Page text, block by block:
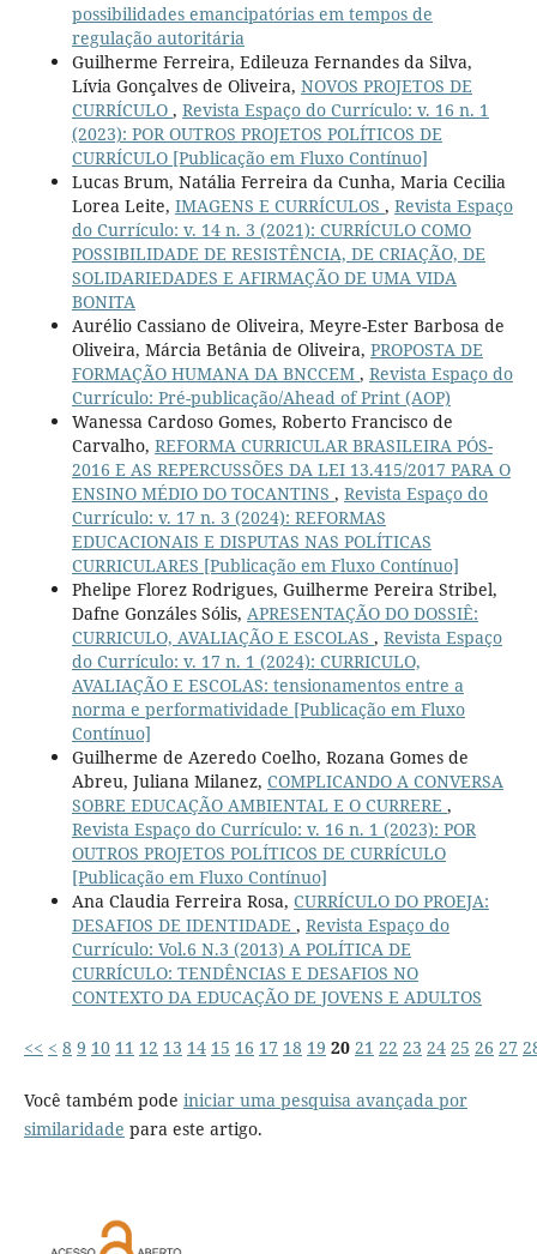
possibilidades emancipatórias em tempos de
regulação autoritária
Guilherme Ferreira, Edileuza Fernandes da Silva,
Lívia Gonçalves de Oliveira, NOVOS PROJETOS DE
CURRÍCULO , Revista Espaço do Currículo: v. 16 n. 1
(2023): POR OUTROS PROJETOS POLÍTICOS DE
CURRÍCULO [Publicação em Fluxo Contínuo]
Lucas Brum, Natália Ferreira da Cunha, Maria Cecilia
Lorea Leite, IMAGENS E CURRÍCULOS , Revista Espaço
do Currículo: v. 14 n. 3 (2021): CURRÍCULO COMO
POSSIBILIDADE DE RESISTÊNCIA, DE CRIAÇÃO, DE
SOLIDARIEDADES E AFIRMAÇÃO DE UMA VIDA
BONITA
Aurélio Cassiano de Oliveira, Meyre-Ester Barbosa de
Oliveira, Márcia Betânia de Oliveira, PROPOSTA DE
FORMAÇÃO HUMANA DA BNCCEM , Revista Espaço do
Currículo: Pré-publicação/Ahead of Print (AOP)
Wanessa Cardoso Gomes, Roberto Francisco de
Carvalho, REFORMA CURRICULAR BRASILEIRA PÓS-
2016 E AS REPERCUSSÕES DA LEI 13.415/2017 PARA O
ENSINO MÉDIO DO TOCANTINS , Revista Espaço do
Currículo: v. 17 n. 3 (2024): REFORMAS
EDUCACIONAIS E DISPUTAS NAS POLÍTICAS
CURRICULARES [Publicação em Fluxo Contínuo]
Phelipe Florez Rodrigues, Guilherme Pereira Stribel,
Dafne Gonzáles Sólis, APRESENTAÇÃO DO DOSSIÊ:
CURRICULO, AVALIAÇÃO E ESCOLAS , Revista Espaço
do Currículo: v. 17 n. 1 (2024): CURRICULO,
AVALIAÇÃO E ESCOLAS: tensionamentos entre a
norma e performatividade [Publicação em Fluxo
Contínuo]
Guilherme de Azeredo Coelho, Rozana Gomes de
Abreu, Juliana Milanez, COMPLICANDO A CONVERSA
SOBRE EDUCAÇÃO AMBIENTAL E O CURRERE ,
Revista Espaço do Currículo: v. 16 n. 1 (2023): POR
OUTROS PROJETOS POLÍTICOS DE CURRÍCULO
[Publicação em Fluxo Contínuo]
Ana Claudia Ferreira Rosa, CURRÍCULO DO PROEJA:
DESAFIOS DE IDENTIDADE , Revista Espaço do
Currículo: Vol.6 N.3 (2013) A POLÍTICA DE
CURRÍCULO: TENDÊNCIAS E DESAFIOS NO
CONTEXTO DA EDUCAÇÃO DE JOVENS E ADULTOS
<< < 8 9 10 11 12 13 14 15 16 17 18 19 20 21 22 23 24 25 26 27
Você também pode iniciar uma pesquisa avançada por
similaridade para este artigo.